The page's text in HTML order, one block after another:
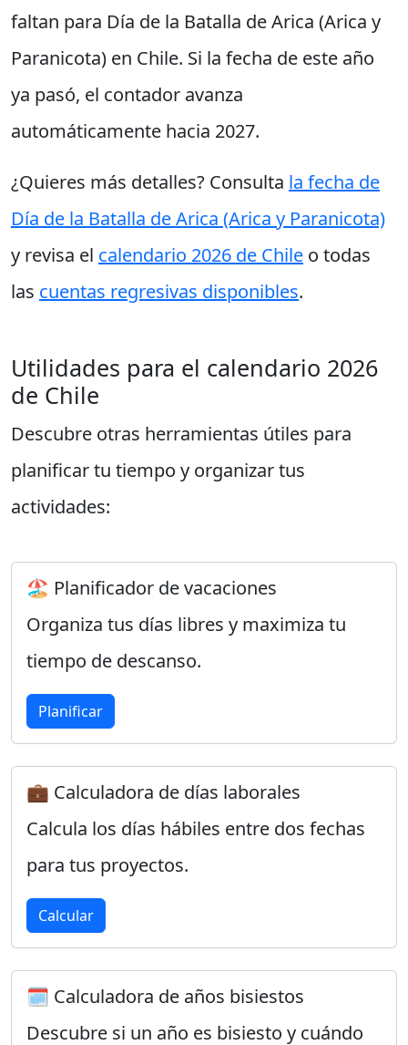
faltan para Día de la Batalla de Arica (Arica y
Paranicota) en Chile. Si la fecha de este año
ya pasó, el contador avanza
automáticamente hacia 2027.
¿Quieres más detalles? Consulta la fecha de
Día de la Batalla de Arica (Arica y Paranicota)
y revisa el calendario 2026 de Chile o todas
las cuentas regresivas disponibles.
Utilidades para el calendario 2026
de Chile
Descubre otras herramientas útiles para
planificar tu tiempo y organizar tus
actividades:
🏖️ Planificador de vacaciones
Organiza tus días libres y maximiza tu
tiempo de descanso.
Planificar
💼 Calculadora de días laborales
Calcula los días hábiles entre dos fechas
para tus proyectos.
Calcular
🗓️ Calculadora de años bisiestos
Descubre si un año es bisiesto y cuándo